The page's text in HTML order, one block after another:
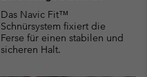
Das Navic Fit™
Schnürsystem fixiert die
Ferse für einen stabilen und
sicheren Halt.